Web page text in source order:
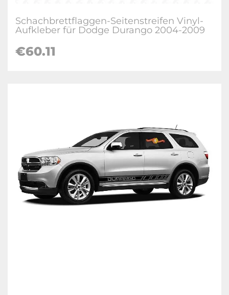
Schachbrettflaggen-Seitenstreifen Vinyl-
Aufkleber für Dodge Durango 2004-2009
€60.11